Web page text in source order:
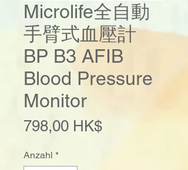
Microlife全自動
手臂式血壓計
BP B3 AFIB
Blood Pressure
Monitor
798,00 HK$Preis
Anzahl *